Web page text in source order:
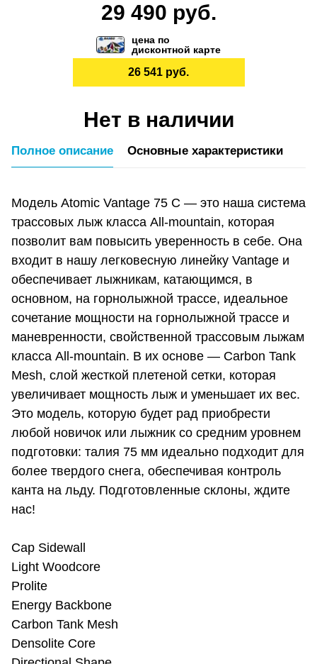
29 490 руб.
цена по
дисконтной карте
26 541 руб.
Нет в наличии
Полное описание Основные характеристики
Модель Atomic Vantage 75 C — это наша система
трассовых лыж класса All-mountain, которая
позволит вам повысить уверенность в себе. Она
входит в нашу легковесную линейку Vantage и
обеспечивает лыжникам, катающимся, в
основном, на горнолыжной трассе, идеальное
сочетание мощности на горнолыжной трассе и
маневренности, свойственной трассовым лыжам
класса All-mountain. В их основе — Carbon Tank
Mesh, слой жесткой плетеной сетки, которая
увеличивает мощность лыж и уменьшает их вес.
Это модель, которую будет рад приобрести
любой новичок или лыжник со средним уровнем
подготовки: талия 75 мм идеально подходит для
более твердого снега, обеспечивая контроль
канта на льду. Подготовленные склоны, ждите
нас!
Cap Sidewall
Light Woodcore
Prolite
Energy Backbone
Carbon Tank Mesh
Densolite Core